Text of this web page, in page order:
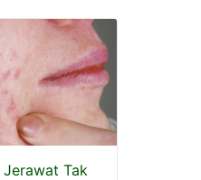
Jerawat Tak